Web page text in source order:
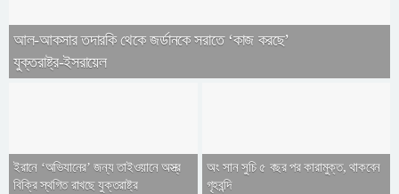
আল-আকসার তদারকি থেকে জর্ডানকে সরাতে ‘কাজ করছে’
যুক্তরাষ্ট্র-ইসরায়েল
ইরানে ‘অভিযানের’ জন্য তাইওয়ানে অস্ত্র
বিক্রি স্থগিত রাখছে যুক্তরাষ্ট্র
অং সান সুচি ৫ বছর পর কারামুক্ত, থাকবেন
গৃহবন্দি